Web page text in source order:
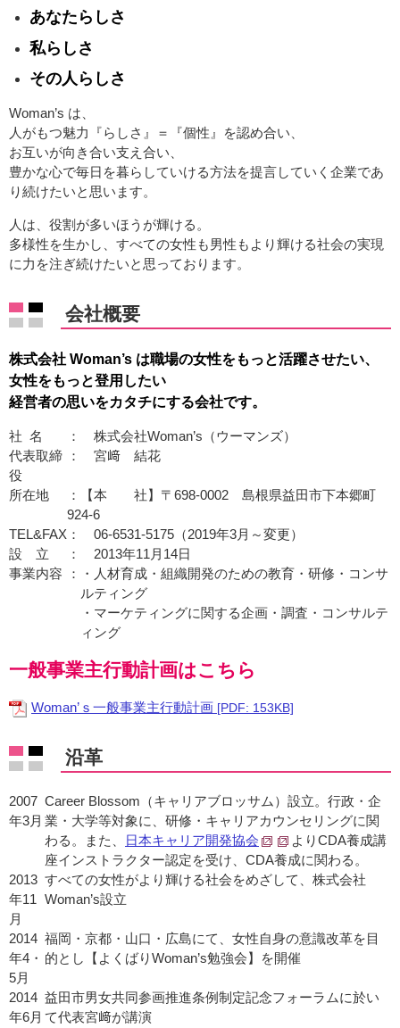
あなたらしさ
私らしさ
その人らしさ
Woman’s は、
人がもつ魅力『らしさ』＝『個性』を認め合い、
お互いが向き合い支え合い、
豊かな心で毎日を暮らしていける方法を提言していく企業であ
り続けたいと思います。
人は、役割が多いほうが輝ける。
多様性を生かし、すべての女性も男性もより輝ける社会の実現
に力を注ぎ続けたいと思っております。
会社概要
株式会社 Woman’s は職場の女性をもっと活躍させたい、
女性をもっと登用したい
経営者の思いをカタチにする会社です。
社 名
： 株式会社Woman’s（ウーマンズ）
代表取締
役
： 宮﨑 結花
所在地
：【本 社】〒698-0002 島根県益田市下本郷町
924-6
TEL&FAX ： 06-6531-5175（2019年3月～変更）
設 立
： 2013年11月14日
事業内容
：・人材育成・組織開発のための教育・研修・コンサ
ルティング
・マーケティングに関する企画・調査・コンサルテ
ィング
一般事業主行動計画はこちら
Woman’ｓ一般事業主行動計画 [PDF: 153KB]
沿革
2007
年3月
Career Blossom（キャリアブロッサム）設立。行政・企
業・大学等対象に、研修・キャリアカウンセリングに関
わる。また、
日本キャリア開発協会
よりCDA養成講
座インストラクター認定を受け、CDA養成に関わる。
2013
年11
月
すべての女性がより輝ける社会をめざして、株式会社
Woman’s設立
2014
年4・
5月
福岡・京都・山口・広島にて、女性自身の意識改革を目
的とし【よくばりWoman’s勉強会】を開催
2014
年6月
益田市男女共同参画推進条例制定記念フォーラムに於い
て代表宮﨑が講演